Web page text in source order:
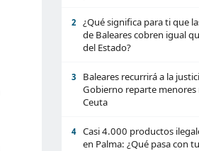
2
¿Qué significa para ti que
de Baleares cobren igual
del Estado?
3
Baleares recurrirá a la
Gobierno reparte
Ceuta
4
Casi 4.000 productos
en Palma: ¿Qué pasa con